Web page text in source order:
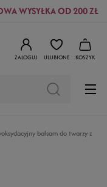
WYSYŁKA OD 200 ZŁ
ZALOGUJ ULUBIONE KOSZYK
balsam do twarzy z